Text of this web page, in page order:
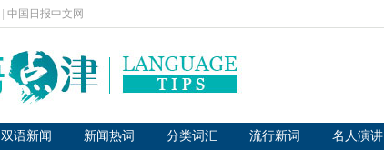
中国日报中文网
双语新闻 新闻热词 分类词汇 流行新词 名人演讲